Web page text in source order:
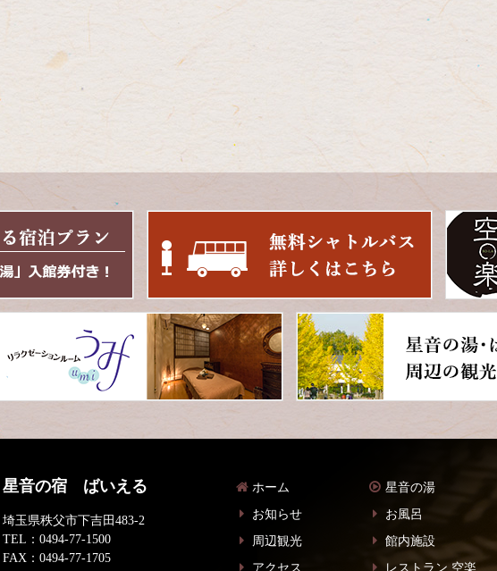
星音の宿 ばいえる
埼玉県秩父市下吉田483-2
TEL：0494-77-1500
FAX：0494-77-1705
ホーム
お知らせ
周辺観光
アクセス
星音の湯
お風呂
館内施設
レストラン 空楽